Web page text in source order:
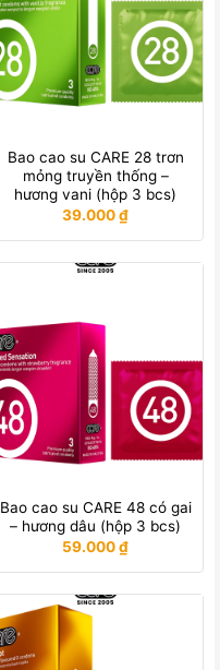
Bao cao su CARE 28 trơn
mỏng truyền thống –
hương vani (hộp 3 bcs)
39.000₫
Bao cao su CARE 48 có gai
– hương dâu (hộp 3 bcs)
59.000₫